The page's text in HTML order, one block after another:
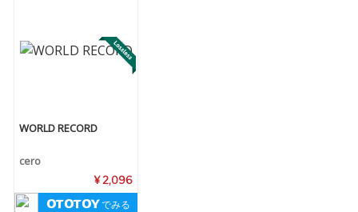
WORLD RECORD
cero
¥ 2,096
でみる